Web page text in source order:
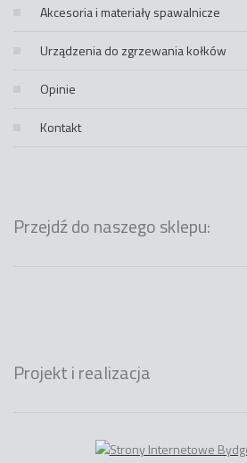
Akcesoria i materiały spawalnicze
Urządzenia do zgrzewania kołków
Opinie
Kontakt
Przejdź do naszego sklepu:
Projekt i realizacja